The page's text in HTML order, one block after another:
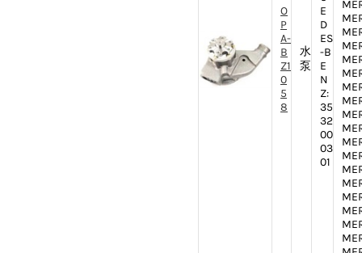
O
P
A-
B
Z1
0
5
8
水
泵
E
D
ES
-B
E
N
Z:
35
32
00
03
01